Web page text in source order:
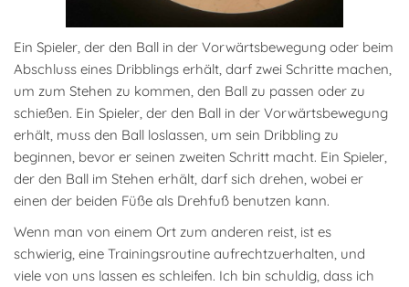
Ein Spieler, der den Ball in der Vorwärtsbewegung oder beim
Abschluss eines Dribblings erhält, darf zwei Schritte machen,
um zum Stehen zu kommen, den Ball zu passen oder zu
schießen. Ein Spieler, der den Ball in der Vorwärtsbewegung
erhält, muss den Ball loslassen, um sein Dribbling zu
beginnen, bevor er seinen zweiten Schritt macht. Ein Spieler,
der den Ball im Stehen erhält, darf sich drehen, wobei er
einen der beiden Füße als Drehfuß benutzen kann.
Wenn man von einem Ort zum anderen reist, ist es
schwierig, eine Trainingsroutine aufrechtzuerhalten, und
viele von uns lassen es schleifen. Ich bin schuldig, dass ich